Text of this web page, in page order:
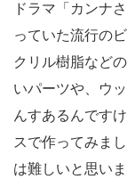
ドラマ「カンナ
っていた流行の
クリル樹脂など
いパーツや、ウ
んすあるんです
スで作ってみま
は難しいと思い